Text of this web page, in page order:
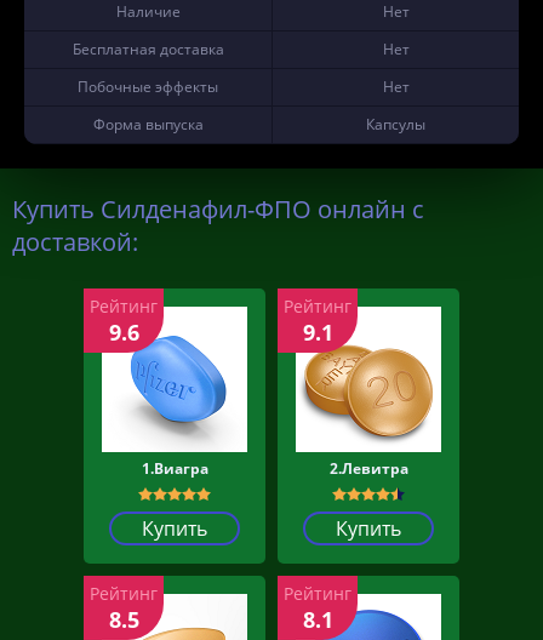
Наличие
Нет
Бесплатная доставка
Нет
Побочные эффекты
Нет
Форма выпуска
Капсулы
Купить Силденафил-ФПО онлайн с
доставкой:
1.Виагра
Купить
Рейтинг
9.6
2.Левитра
Купить
Рейтинг
9.1
Рейтинг
8.5
Рейтинг
8.1